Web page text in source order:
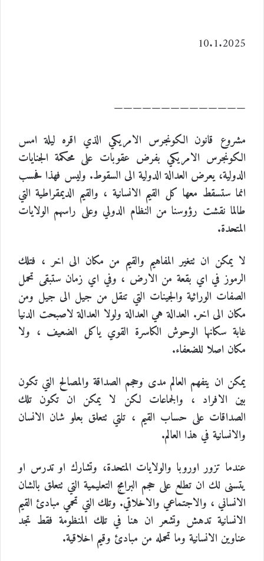
10.1.2025
——————————————
مشروع قانون الكونجرس الامريكي الذي اقره ليلة امس
الكونجرس الامريكي بفرض عقوبات على محكمة الجنايات
الدولية، يعرض العدالة الدولية الى السقوط. وليس فهذا فحسب
انما ستسقط معها كل القيم الانسانية ، والقيم الديمقراطية التي
طالما نقشت رؤوسنا من النظام الدولي وعلى راسهم الولايات
المتحدة.
لا يمكن ان تتغير المفاهيم والقيم من مكان الى اخر ، فتلك
الرموز في اي بقعة من الارض ، وفي اي زمان ستبقى تحمل
الصفات الوراثية والجينات التي تنقل من جيل الى جيل ومن
مكان الى اخر. العدالة هي العدالة ولولا العدالة لاصبحت الدنيا
غابة سكانها الوحوش الكاسرة القوي ياكل الضعيف ، ولا
مكان اصلا للضعفاء.
يمكن ان يتفهم العالم مدى وحجم الصداقة والمصالح التي تكون
بين الافراد ، والجماعات لكن لا يمكن ان تكون تلك
الصداقات على حساب القيم ، تلتي تتعلق بعلو شان الانسان
والانسانية في هذا العالم.
عندما تزور اوروبا والولايات المتحدة، وتشارك او تدرس او
يتسنى لك ان تطلع على حجم البرامج التعليمية التي تتعلق بالشان
الانساني ، والاجتماعي والاخلاقي. وتلك التي تحمي مبادئ القيم
الانسانية تدهش وتشعر ان هنا في تلك المنظومة فقط تجد
عناوين الانسانية وما تحمله من مبادئ وقيم اخلاقية.